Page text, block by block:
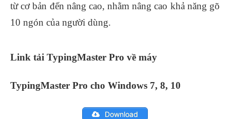
từ cơ bản đến nâng cao, nhằm nâng cao khả năng gõ
10 ngón của người dùng.
Link tải TypingMaster Pro về máy
TypingMaster Pro cho Windows 7, 8, 10
Download